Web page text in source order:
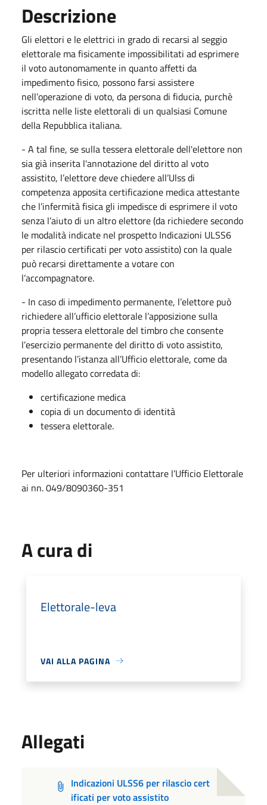
Descrizione
Gli elettori e le elettrici in grado di recarsi al seggio
elettorale ma fisicamente impossibilitati ad esprimere
il voto autonomamente in quanto affetti da
impedimento fisico, possono farsi assistere
nell’operazione di voto, da persona di fiducia, purchè
iscritta nelle liste elettorali di un qualsiasi Comune
della Repubblica italiana.
- A tal fine, se sulla tessera elettorale dell'elettore non
sia già inserita l'annotazione del diritto al voto
assistito, l’elettore deve chiedere all’Ulss di
competenza apposita certificazione medica attestante
che l’infermità fisica gli impedisce di esprimere il voto
senza l’aiuto di un altro elettore (da richiedere secondo
le modalità indicate nel prospetto Indicazioni ULSS6
per rilascio certificati per voto assistito) con la quale
può recarsi direttamente a votare con
l’accompagnatore.
- In caso di impedimento permanente, l’elettore può
richiedere all’ufficio elettorale l’apposizione sulla
propria tessera elettorale del timbro che consente
l’esercizio permanente del diritto di voto assistito,
presentando l’istanza all’Ufficio elettorale, come da
modello allegato corredata di:
certificazione medica
copia di un documento di identità
tessera elettorale.
Per ulteriori informazioni contattare l’Ufficio Elettorale
ai nn. 049/8090360-351
A cura di
Elettorale-leva
VAI ALLA PAGINA
Allegati
Indicazioni ULSS6 per rilascio cert
ificati per voto assistito